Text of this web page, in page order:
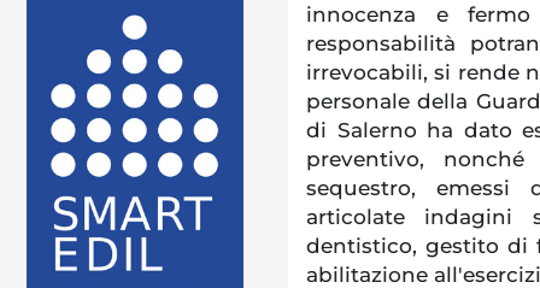
innocenza e
responsabilità
irrevocabili, si rende
personale della
di Salerno ha dato
preventivo,
sequestro,
articolate
dentistico, gestito di
abilitazione